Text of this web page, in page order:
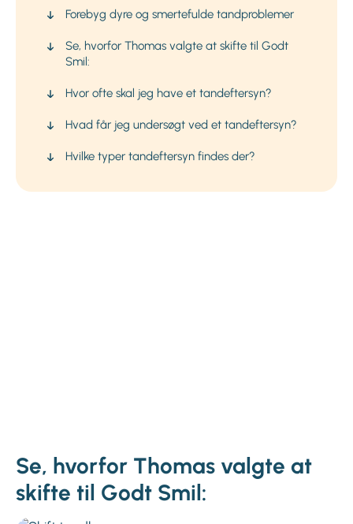
Forebyg dyre og smertefulde tandproblemer
Se, hvorfor Thomas valgte at skifte til Godt
Smil:
Hvor ofte skal jeg have et tandeftersyn?
Hvad får jeg undersøgt ved et tandeftersyn?
Hvilke typer tandeftersyn findes der?
Se, hvorfor Thomas valgte at
skifte til Godt Smil: